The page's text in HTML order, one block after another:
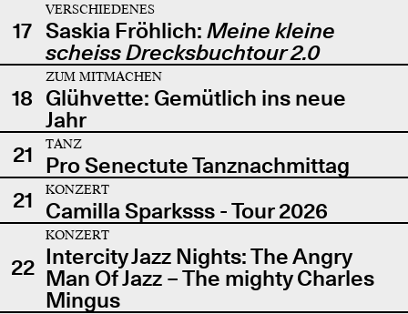
17
VERSCHIEDENES
Saskia Fröhlich: Meine kleine
scheiss Drecksbuchtour 2.0
18
ZUM MITMACHEN
Glühvette: Gemütlich ins neue
Jahr
21
TANZ
Pro Senectute Tanznachmittag
21
KONZERT
Camilla Sparksss - Tour 2026
22
KONZERT
Intercity Jazz Nights: The Angry
Man Of Jazz – The mighty Charles
Mingus